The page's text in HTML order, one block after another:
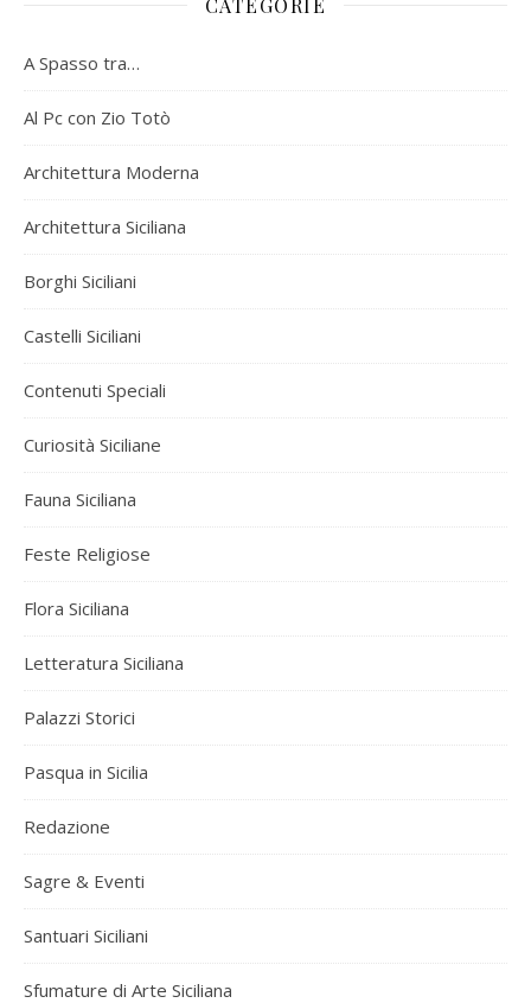
A Spasso tra…
Al Pc con Zio Totò
Architettura Moderna
Architettura Siciliana
Borghi Siciliani
Castelli Siciliani
Contenuti Speciali
Curiosità Siciliane
Fauna Siciliana
Feste Religiose
Flora Siciliana
Letteratura Siciliana
Palazzi Storici
Pasqua in Sicilia
Redazione
Sagre & Eventi
Santuari Siciliani
Sfumature di Arte Siciliana